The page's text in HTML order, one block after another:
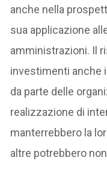
anche nella
sua applicazione
amministrazioni. Il
investimenti anche
da parte delle
realizzazione di
manterrebbero la
altre potrebbero